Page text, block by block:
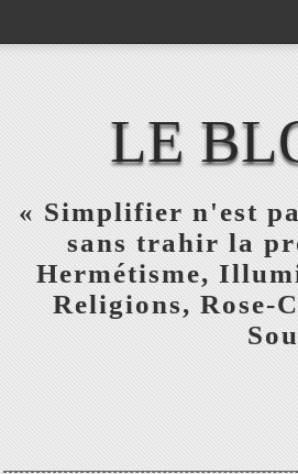
LE
« Simplifier n'est
sans trahir la
Hermétisme,
Religions, Rose-